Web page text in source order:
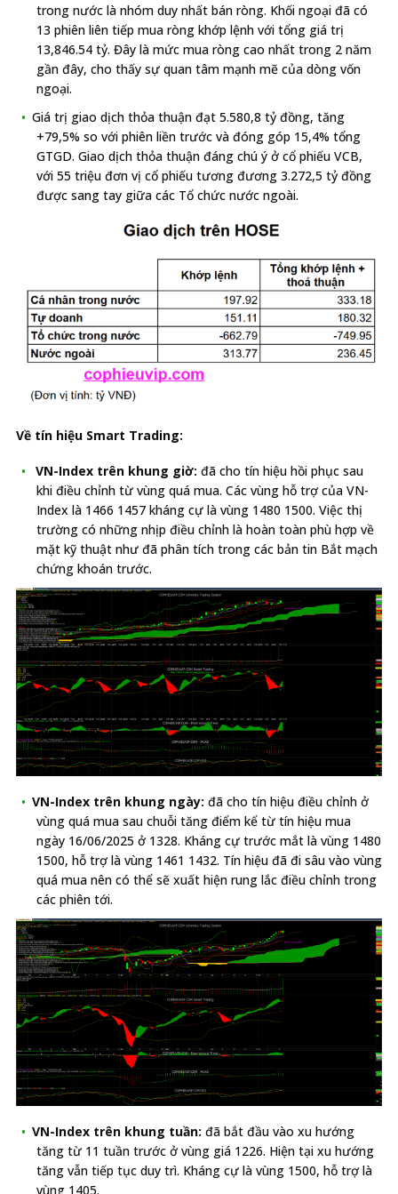
trong nước là nhóm duy nhất bán ròng. Khối ngoại đã có
13 phiên liên tiếp mua ròng khớp lệnh với tổng giá trị
13,846.54 tỷ. Đây là mức mua ròng cao nhất trong 2 năm
gần đây, cho thấy sự quan tâm mạnh mẽ của dòng vốn
ngoại.
Giá trị giao dịch thỏa thuận đạt 5.580,8 tỷ đồng, tăng
+79,5% so với phiên liền trước và đóng góp 15,4% tổng
GTGD. Giao dịch thỏa thuận đáng chú ý ở cổ phiếu VCB,
với 55 triệu đơn vị cổ phiếu tương đương 3.272,5 tỷ đồng
được sang tay giữa các Tổ chức nước ngoài.
Về tín hiệu Smart Trading:
VN-Index trên khung giờ: đã cho tín hiệu hồi phục sau
khi điều chỉnh từ vùng quá mua. Các vùng hỗ trợ của VN-
Index là 1466 1457 kháng cự là vùng 1480 1500. Việc thị
trường có những nhịp điều chỉnh là hoàn toàn phù hợp về
mặt kỹ thuật như đã phân tích trong các bản tin Bắt mạch
chứng khoán trước.
VN-Index trên khung ngày: đã cho tín hiệu điều chỉnh ở
vùng quá mua sau chuỗi tăng điểm kể từ tín hiệu mua
ngày 16/06/2025 ở 1328. Kháng cự trước mắt là vùng 1480
1500, hỗ trợ là vùng 1461 1432. Tín hiệu đã đi sâu vào vùng
quá mua nên có thể sẽ xuất hiện rung lắc điều chỉnh trong
các phiên tới.
VN-Index trên khung tuần: đã bắt đầu vào xu hướng
tăng từ 11 tuần trước ở vùng giá 1226. Hiện tại xu hướng
tăng vẫn tiếp tục duy trì. Kháng cự là vùng 1500, hỗ trợ là
vùng 1405.